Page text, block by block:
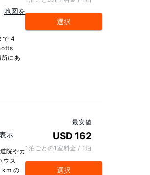
地図を
で 4
にあ
選択
示
院やカ
ウス
km の
最安値
USD 162
1泊ごとの1室料金 / 1泊
選択